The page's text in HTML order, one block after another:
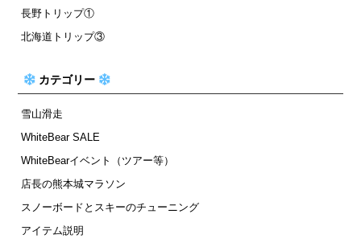
長野トリップ①
北海道トリップ③
カテゴリー
雪山滑走
WhiteBear SALE
WhiteBearイベント（ツアー等）
店長の熊本城マラソン
スノーボードとスキーのチューニング
アイテム説明